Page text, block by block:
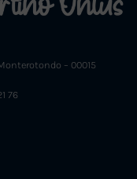
– 00015
76